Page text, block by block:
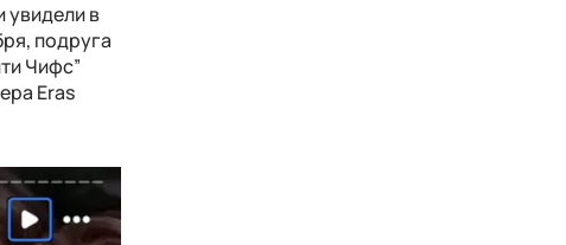
увидели в
подруга
Чифс”
Eras